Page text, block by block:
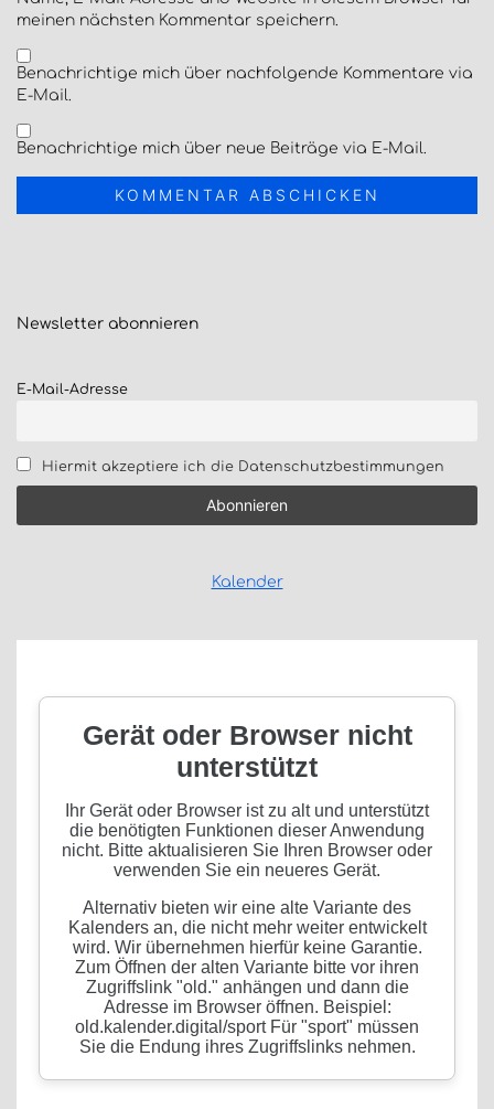
meinen nächsten Kommentar speichern.
Benachrichtige mich über nachfolgende Kommentare via
E-Mail.
Benachrichtige mich über neue Beiträge via E-Mail.
Newsletter abonnieren
E-Mail-Adresse
Hiermit akzeptiere ich die Datenschutzbestimmungen
Kalender